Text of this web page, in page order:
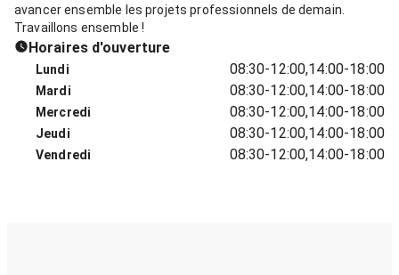
avancer ensemble les projets professionnels de demain.
Travaillons ensemble !
Horaires d'ouverture
Lundi 08:30-12:00,14:00-18:00
Mardi 08:30-12:00,14:00-18:00
Mercredi 08:30-12:00,14:00-18:00
Jeudi 08:30-12:00,14:00-18:00
Vendredi 08:30-12:00,14:00-18:00